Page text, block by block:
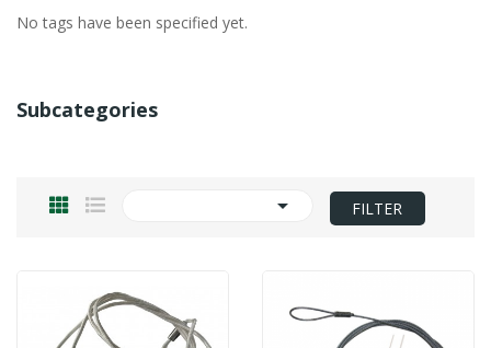
No tags have been specified yet.
Subcategories
 FILTER